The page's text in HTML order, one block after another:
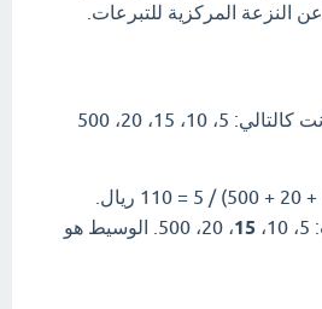
النزعة المركزية للتبرعات.
لنفترض أن التبرعات كانت كالتالي: 5، 10، 15، 20، 500
15
، 20، 500. الوسيط هو